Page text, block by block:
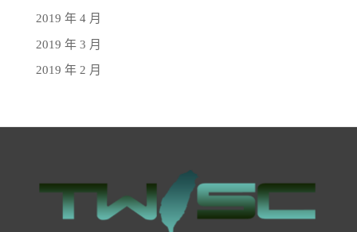
2019 年 4 月
2019 年 3 月
2019 年 2 月